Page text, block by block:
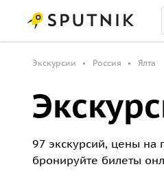
Экскурсии Россия Ялта
97 экскурсий, цены на
бронируйте билеты